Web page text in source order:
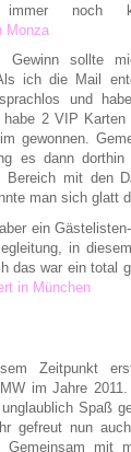
noch
Monza
Gewinn sollte
ich die Mail
und
habe 2 VIP Karten
gewonnen.
es dann
Bereich mit den
man sich glatt
ein
in
das war ein total
in München
Zeitpunkt
im Jahre
Spaß
gefreut nun
mit